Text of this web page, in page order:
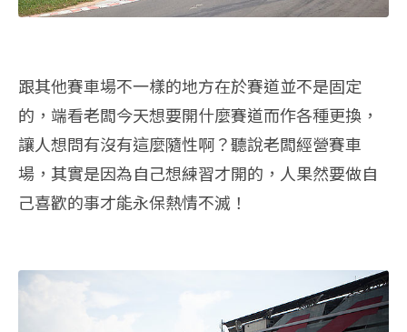
跟其他賽車場不一樣的地方在於賽道並不是固定
的，端看老闆今天想要開什麼賽道而作各種更換，
讓人想問有沒有這麼隨性啊？聽說老闆經營賽車
場，其實是因為自己想練習才開的，人果然要做自
己喜歡的事才能永保熱情不滅！